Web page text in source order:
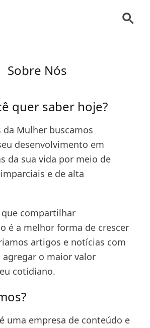
Sobre Nós
quer saber hoje?
da Mulher buscamos
desenvolvimento em
da sua vida por meio de
e de alta
compartilhar
é a melhor forma de crescer
artigos e notícias com
o maior valor
cotidiano.
uma empresa de conteúdo e